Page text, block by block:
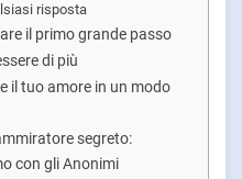
risposta
il primo grande passo
di più
il tuo amore in un modo
segreto:
con gli Anonimi